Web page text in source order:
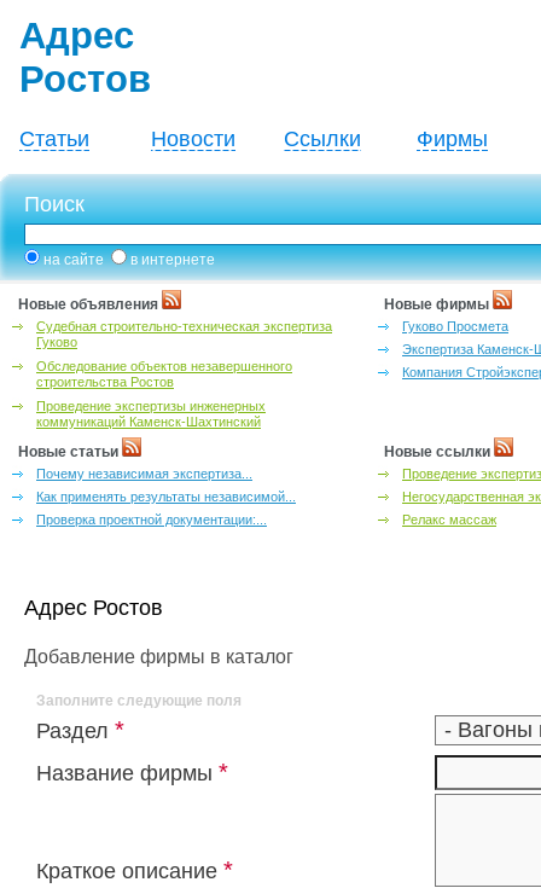
Адрес
Ростов
Статьи Новости Ссылки Фирмы
Поиск
на сайте в интернете
Новые объявления
Судебная строительно-техническая экспертиза
Гуково
Обследование объектов незавершенного
строительства Ростов
Проведение экспертизы инженерных
коммуникаций Каменск-Шахтинский
Новые фирмы
Гуково Просмета
Экспертиза Каменск-
Компания
Новые статьи
Почему независимая экспертиза...
Как применять результаты независимой...
Проверка проектной документации:...
Новые ссылки
Проведение
Негосударственная
Релакс массаж
Адрес Ростов
Добавление фирмы в каталог
Заполните следующие поля
Раздел *
Название фирмы *
Краткое описание *